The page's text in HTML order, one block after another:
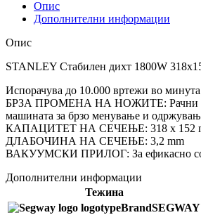
Опис
Дополнителни информации
Опис
STANLEY Стабилен дихт 1800W
Испорачува до 10.000 вртежи во
БРЗА ПРОМЕНА НА НОЖИТЕ: Рачни
машината за брзо менување и
КАПАЦИТЕТ НА СЕЧЕЊЕ: 318 x 152
ДЛАБОЧИНА НА СЕЧЕЊЕ: 3,2 mm
ВАКУУМСКИ ПРИЛОГ: За ефикасно
Дополнителни информации
Тежина
BrandSEGWAY